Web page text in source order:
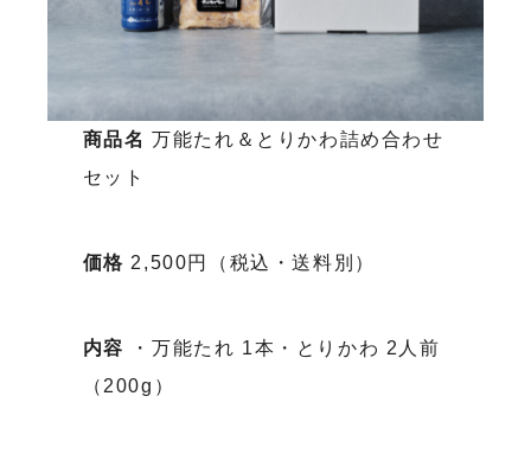
商品名 万能たれ＆とりかわ詰め合わせ
セット
価格 2,500円（税込・送料別）
内容 ・万能たれ 1本 ・とりかわ 2人前
（200g）